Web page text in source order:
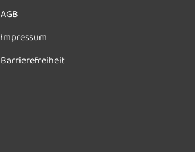
AGB
Impressum
Barrierefreiheit